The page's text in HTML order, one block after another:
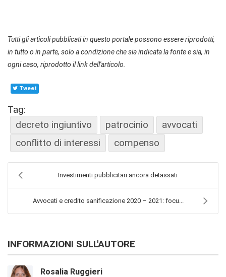
Tutti gli articoli pubblicati in questo portale possono essere riprodotti,
in tutto o in parte, solo a condizione che sia indicata la fonte e sia, in
ogni caso, riprodotto il link dell'articolo.
Tweet
Tag:
decreto ingiuntivo
patrocinio
avvocati
conflitto di interessi
compenso
Investimenti pubblicitari ancora detassati
Avvocati e credito sanificazione 2020 – 2021: focu...
INFORMAZIONI SULL'AUTORE
Rosalia Ruggieri